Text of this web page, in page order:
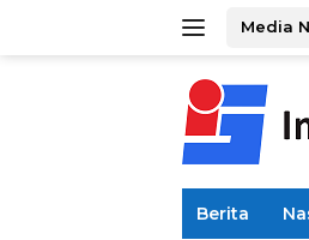
Media
Berita